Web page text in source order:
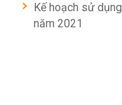
Kế hoạch sử
năm 2021